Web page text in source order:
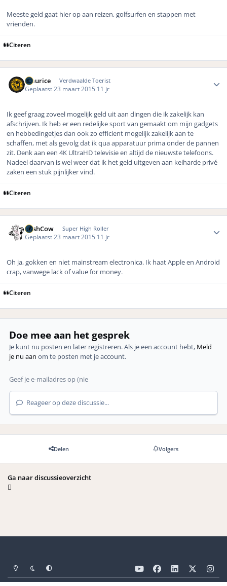
Meeste geld gaat hier op aan reizen, golfsurfen en stappen met
vrienden.
Citeren
Maurice Verdwaalde Toerist
Geplaatst 23 maart 2015 11 jr
Ik geef graag zoveel mogelijk geld uit aan dingen die ik zakelijk kan
afschrijven. Ik heb er een redelijke sport van gemaakt om mijn gadgets
en hebbedingetjes dan ook zo efficient mogelijk zakelijk aan te
schaffen, met als gevolg dat ik qua apparatuur prima onder de pannen
zit. Denk aan een 4K UltraHD televisie en altijd de nieuwste telefoons.
Nadeel daarvan is wel weer dat ik het geld uitgeven aan keiharde privé
zaken een stuk pijnlijker vind.
Citeren
CashCow Super High Roller
Geplaatst 23 maart 2015 11 jr
Oh ja, gokken en niet mainstream electronica. Ik haat Apple en Android
crap, vanwege lack of value for money.
Citeren
Doe mee aan het gesprek
Je kunt nu posten en later registreren. Als je een account hebt, Meld
je nu aan om te posten met je account.
Reageer op deze discussie...
Delen Volgers
Ga naar discussieoverzicht
Light ModeDark ModeSysteemvoorkeuren
o
a
i
n